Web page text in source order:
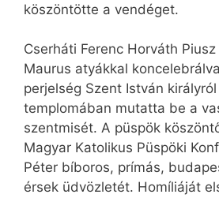
köszöntötte a vendéget.
Cserháti Ferenc Horváth
Maurus atyákkal
perjelség Szent István
templomában mutatta be a
szentmisét. A püspök
Magyar Katolikus Püspöki
Péter bíboros, prímás,
érsek üdvözletét. Homíliáját